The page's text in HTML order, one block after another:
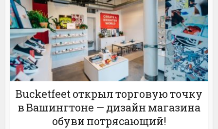
Bucketfeet открыл торговую точку
в Вашингтоне — дизайн магазина
обуви потрясающий!